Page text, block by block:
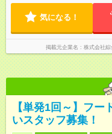
気になる！
掲載元企業名 株式会社
【単発1回～】フ
いスタッフ募集！